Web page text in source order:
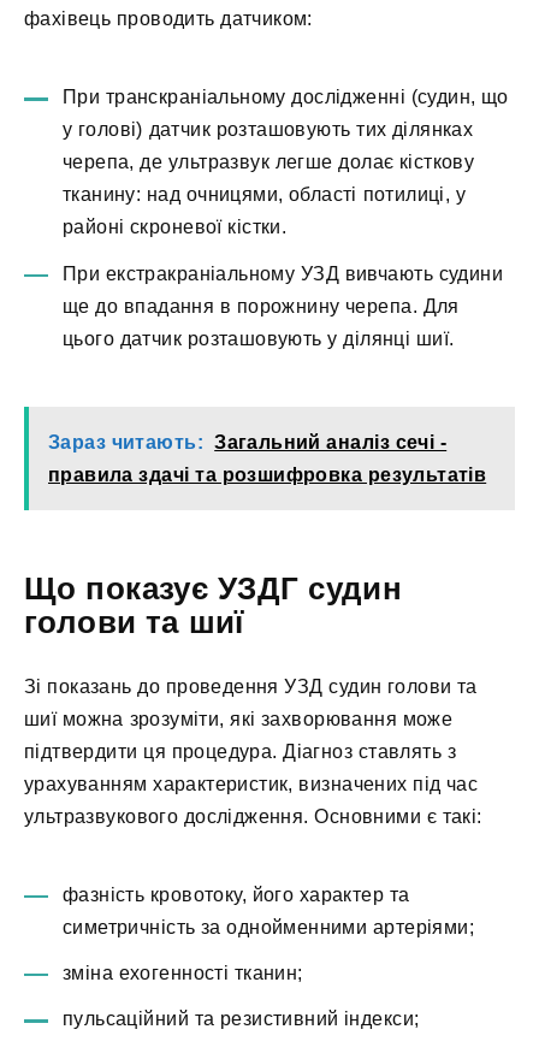
фахівець проводить датчиком:
При транскраніальному дослідженні (судин, що
у голові) датчик розташовують тих ділянках
черепа, де ультразвук легше долає кісткову
тканину: над очницями, області потилиці, у
районі скроневої кістки.
При екстракраніальному УЗД вивчають судини
ще до впадання в порожнину черепа. Для
цього датчик розташовують у ділянці шиї.
Зараз читають: Загальний аналіз сечі -
правила здачі та розшифровка результатів
Що показує УЗДГ судин
голови та шиї
Зі показань до проведення УЗД судин голови та
шиї можна зрозуміти, які захворювання може
підтвердити ця процедура. Діагноз ставлять з
урахуванням характеристик, визначених під час
ультразвукового дослідження. Основними є такі:
фазність кровотоку, його характер та
симетричність за однойменними артеріями;
зміна ехогенності тканин;
пульсаційний та резистивний індекси;